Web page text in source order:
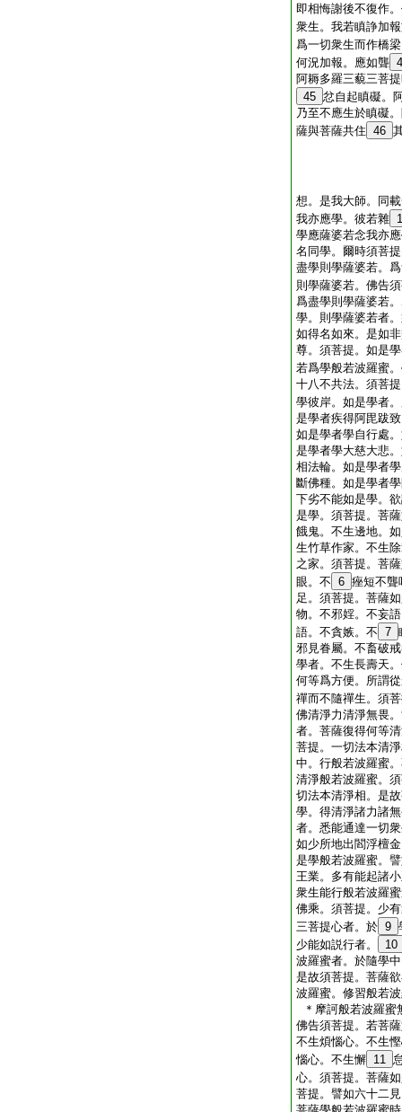
即相悔謝後不復作
衆生。我若瞋諍加
爲一切衆生而作橋
何況加報。應如聾
阿耨多羅三藐三菩
45 忿自起瞋礙。
乃至不應生於瞋礙
薩與菩薩共住 46
想。是我大師。同
我亦應學。彼若雜 1
學應薩婆若念我亦
名同學。爾時須菩
盡學則學薩婆若。
則學薩婆若。佛告
爲盡學則學薩婆若
學。則學薩婆若者
如得名如來。是如
尊。須菩提。如是
若爲學般若波羅蜜
十八不共法。須菩
學彼岸。如是學者
是學者疾得阿毘跋
如是學者學自行處
是學者學大慈大悲
相法輪。如是學者
斷佛種。如是學者
下劣不能如是學。
是學。須菩提。菩
餓鬼。不生邊地。
生竹草作家。不生
之家。須菩提。菩
眼。不 6 痤短不聾
足。須菩提。菩薩
物。不邪婬。不妄
語。不貪嫉。不 7
邪見眷屬。不畜破
學者。不生長壽天
何等爲方便。所謂
禪而不隨禪生。須
佛清淨力清淨無畏
者。菩薩復得何等
菩提。一切法本清
中。行般若波羅蜜
清淨般若波羅蜜。
切法本清淨相。是
學。得清淨諸力諸
者。悉能通達一切
如少所地出閻浮檀
是學般若波羅蜜。
王業。多有能起諸
衆生能行般若波羅
佛乘。須菩提。少
三菩提心者。於 9
少能如説行者。
10
波羅蜜者。於隨學
是故須菩提。菩薩
波羅蜜。修習般若
＊摩訶般若波羅蜜
佛告須菩提。若菩
不生煩惱心。不生
惱心。不生懈 11
心。須菩提。菩薩
菩提。譬如六十二